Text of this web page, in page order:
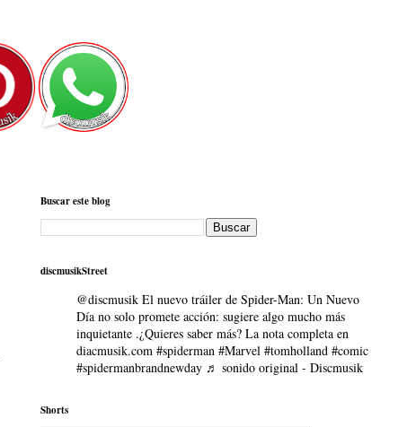
Buscar este blog
discmusikStreet
@discmusik El nuevo tráiler de Spider-Man: Un Nuevo
Día no solo promete acción: sugiere algo mucho más
inquietante .¿Quieres saber más? La nota completa en
diacmusik.com #spiderman #Marvel #tomholland #comic
#spidermanbrandnewday ♬ sonido original - Discmusik
Shorts